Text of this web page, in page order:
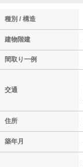
種別 / 構造
建物階建
間取り一例
交通
住所
築年月